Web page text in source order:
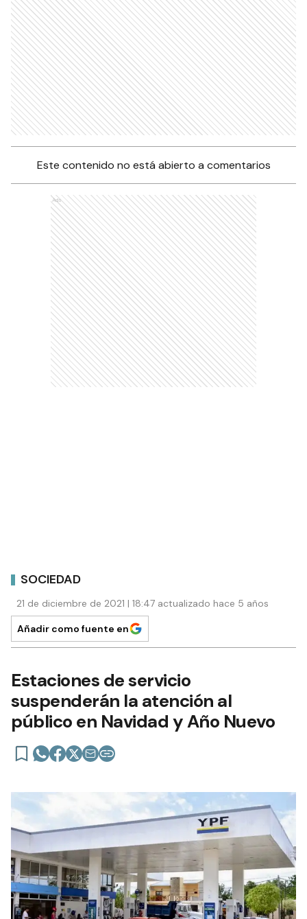
Este contenido no está abierto a comentarios
Ads
SOCIEDAD
21 de diciembre de 2021 | 18:47 actualizado hace 5 años
Añadir como fuente en
Estaciones de servicio
suspenderán la atención al
público en Navidad y Año Nuevo